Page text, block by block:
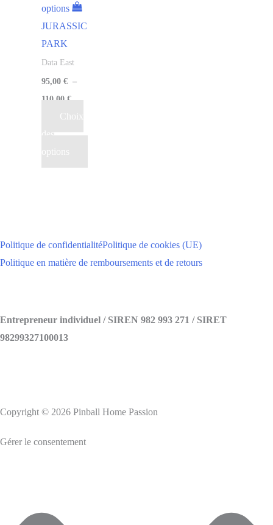
options
JURASSIC
PARK
Data East
95,00 € –
110,00€
Choix
des
options
Politique de confidentialitéPolitique de cookies (UE)
Politique en matière de remboursements et de retours
Entrepreneur individuel / SIREN 982 993 271 / SIRET
98299327100013
Copyright © 2026 Pinball Home Passion
Gérer le consentement